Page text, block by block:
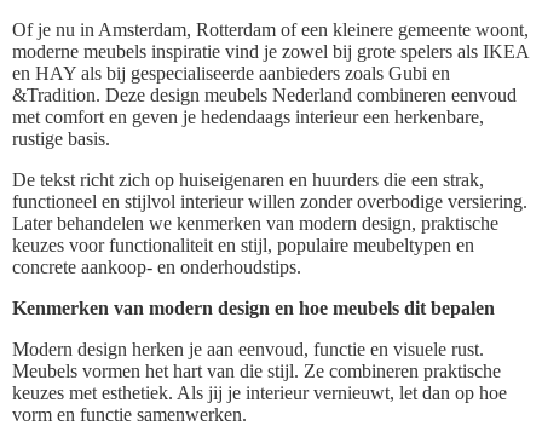
Of je nu in Amsterdam, Rotterdam of een kleinere gemeente woont,
moderne meubels inspiratie vind je zowel bij grote spelers als IKEA
en HAY als bij gespecialiseerde aanbieders zoals Gubi en
&Tradition. Deze design meubels Nederland combineren eenvoud
met comfort en geven je hedendaags interieur een herkenbare,
rustige basis.
De tekst richt zich op huiseigenaren en huurders die een strak,
functioneel en stijlvol interieur willen zonder overbodige versiering.
Later behandelen we kenmerken van modern design, praktische
keuzes voor functionaliteit en stijl, populaire meubeltypen en
concrete aankoop- en onderhoudstips.
Kenmerken van modern design en hoe meubels dit bepalen
Modern design herken je aan eenvoud, functie en visuele rust.
Meubels vormen het hart van die stijl. Ze combineren praktische
keuzes met esthetiek. Als jij je interieur vernieuwt, let dan op hoe
vorm en functie samenwerken.